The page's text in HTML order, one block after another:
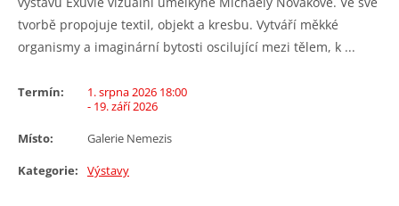
tvorbě propojuje textil, objekt a kresbu. Vytváří měkké
organismy a imaginární bytosti oscilující mezi tělem, k ...
Termín:
1. srpna 2026 18:00
- 19. září 2026
Místo:
Galerie Nemezis
Kategorie:
Výstavy